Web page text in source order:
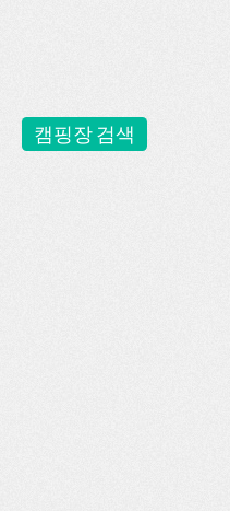
캠핑장 검색